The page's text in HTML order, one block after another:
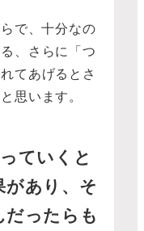
で、十分なの
、さらに「つ
てあげるとさ
思います。
ていくと
あり、そ
だったらも